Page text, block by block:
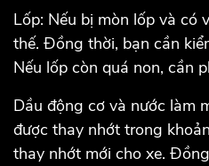
Lốp: Nếu bị mòn lốp và có
thế. Đồng thời, bạn cần
Nếu lốp còn quá non, cần
Dầu động cơ và nước làm
được thay nhớt trong
thay nhớt mới cho xe.